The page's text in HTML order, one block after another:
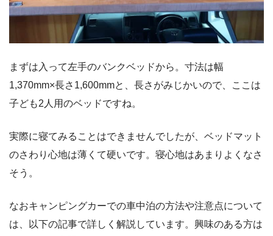
まずは入って左手のバンクベッドから。寸法は幅
1,370mm×長さ1,600mmと、長さがみじかいので、ここは
子ども2人用のベッドですね。
実際に寝てみることはできませんでしたが、ベッドマット
のさわり心地は薄くて硬いです。寝心地はあまりよくなさ
そう。
なおキャンピングカーでの車中泊の方法や注意点について
は、以下の記事で詳しく解説しています。興味のある方は